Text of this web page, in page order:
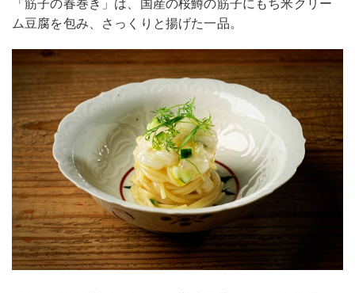
「筋子の春巻き」は、国産の桜鱒の筋子にもち米クリー
ム豆腐を包み、さっくりと揚げた一品。